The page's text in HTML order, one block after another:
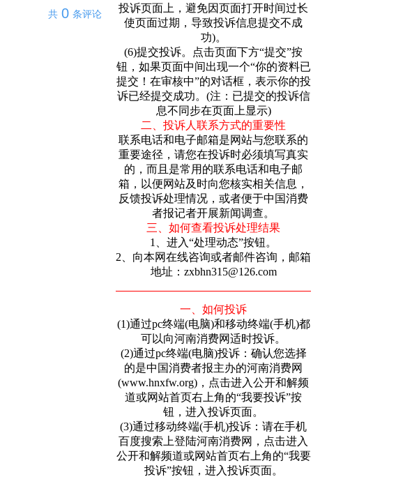
共 0 条评论
投诉页面上，避免因页面打开时间过长
使页面过期，导致投诉信息提交不成
功)。
(6)提交投诉。点击页面下方“提交”按
钮，如果页面中间出现一个“你的资料已
提交！在审核中”的对话框，表示你的投
诉已经提交成功。(注：已提交的投诉信
息不同步在页面上显示)
二、投诉人联系方式的重要性
联系电话和电子邮箱是网站与您联系的
重要途径，请您在投诉时必须填写真实
的，而且是常用的联系电话和电子邮
箱，以便网站及时向您核实相关信息，
反馈投诉处理情况，或者便于中国消费
者报记者开展新闻调查。
三、如何查看投诉处理结果
1、进入“处理动态”按钮。
2、向本网在线咨询或者邮件咨询，邮箱
地址：zxbhn315@126.com
一、如何投诉
(1)通过pc终端(电脑)和移动终端(手机)都
可以向河南消费网适时投诉。
(2)通过pc终端(电脑)投诉：确认您选择
的是中国消费者报主办的河南消费网
(www.hnxfw.org)，点击进入公开和解频
道或网站首页右上角的“我要投诉”按
钮，进入投诉页面。
(3)通过移动终端(手机)投诉：请在手机
百度搜索上登陆河南消费网，点击进入
公开和解频道或网站首页右上角的“我要
投诉”按钮，进入投诉页面。